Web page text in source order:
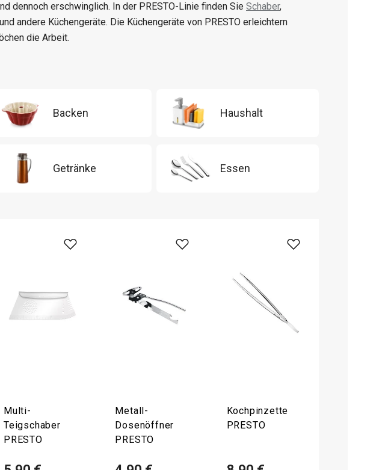
dennoch erschwinglich. In der PRESTO-Linie finden Sie Schaber,
und andere Küchengeräte. Die Küchengeräte von PRESTO erleichtern
die Arbeit.
Backen Haushalt
Getränke Essen
Multi-
Teigschaber
PRESTO
Metall-
Dosenöffner
PRESTO
Kochpinzette
PRESTO